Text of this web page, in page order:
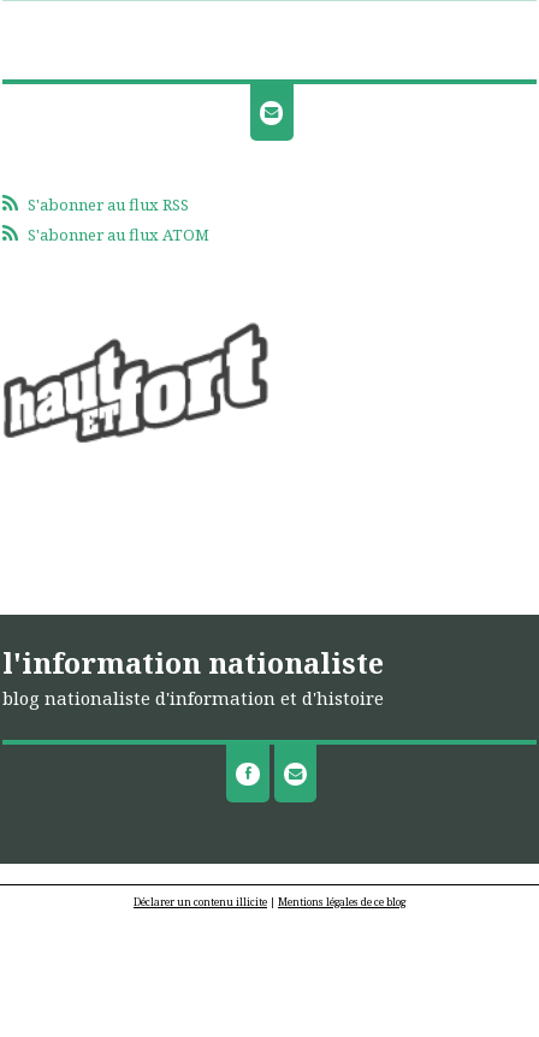
S'abonner au flux RSS
S'abonner au flux ATOM
l'information nationaliste
blog nationaliste d'information et d'histoire
Déclarer un contenu illicite | Mentions légales de ce blog